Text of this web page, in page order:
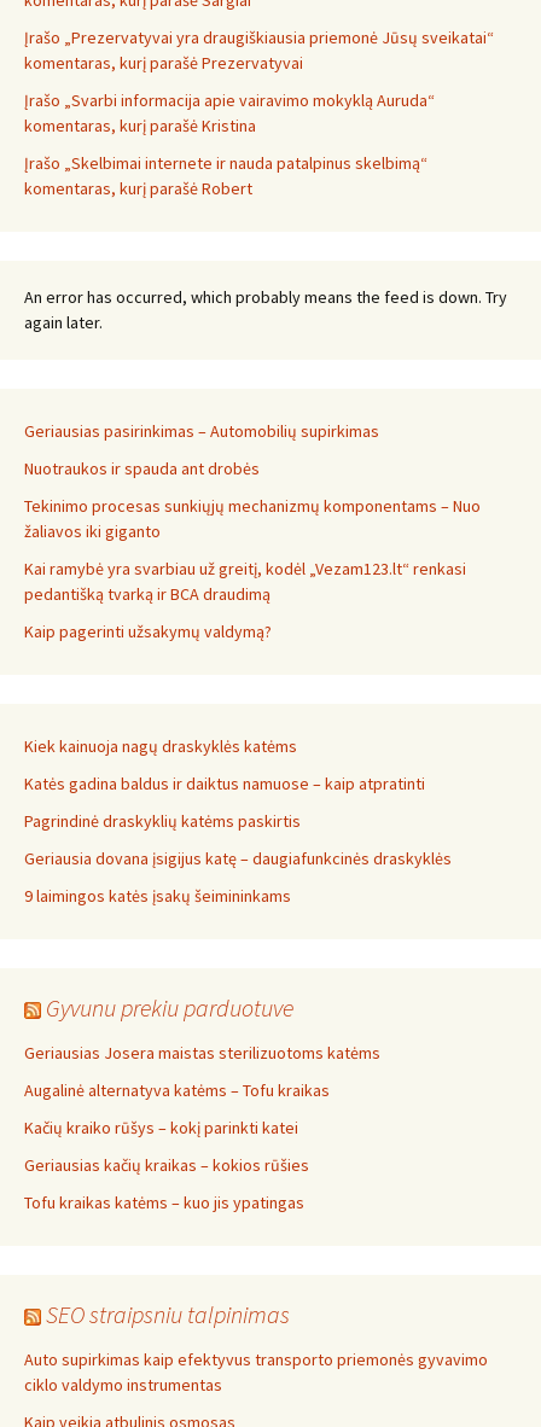
Įrašo „Prezervatyvai yra draugiškiausia priemonė Jūsų sveikatai“
komentaras, kurį parašė Prezervatyvai
Įrašo „Svarbi informacija apie vairavimo mokyklą Auruda“
komentaras, kurį parašė Kristina
Įrašo „Skelbimai internete ir nauda patalpinus skelbimą“
komentaras, kurį parašė Robert
An error has occurred, which probably means the feed is down. Try
again later.
Geriausias pasirinkimas – Automobilių supirkimas
Nuotraukos ir spauda ant drobės
Tekinimo procesas sunkiųjų mechanizmų komponentams – Nuo
žaliavos iki giganto
Kai ramybė yra svarbiau už greitį, kodėl „Vezam123.lt“ renkasi
pedantišką tvarką ir BCA draudimą
Kaip pagerinti užsakymų valdymą?
Kiek kainuoja nagų draskyklės katėms
Katės gadina baldus ir daiktus namuose – kaip atpratinti
Pagrindinė draskyklių katėms paskirtis
Geriausia dovana įsigijus katę – daugiafunkcinės draskyklės
9 laimingos katės įsakų šeimininkams
Gyvunu prekiu parduotuve
Geriausias Josera maistas sterilizuotoms katėms
Augalinė alternatyva katėms – Tofu kraikas
Kačių kraiko rūšys – kokį parinkti katei
Geriausias kačių kraikas – kokios rūšies
Tofu kraikas katėms – kuo jis ypatingas
SEO straipsniu talpinimas
Auto supirkimas kaip efektyvus transporto priemonės gyvavimo
ciklo valdymo instrumentas
Kaip veikia atbulinis osmosas